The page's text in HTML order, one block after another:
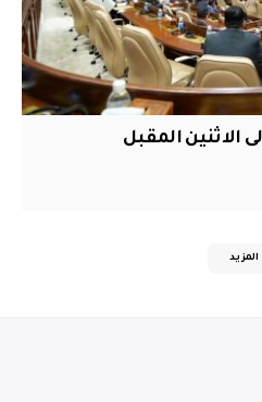
الاثنين المقبل
المزيد